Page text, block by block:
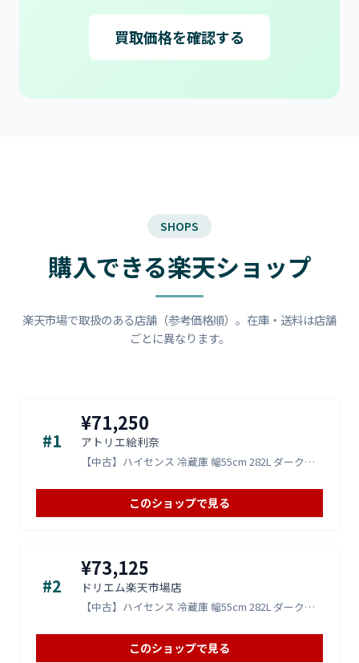
買取価格を確認する
SHOPS
購入できる楽天ショップ
楽天市場で取扱のある店舗（参考価格順）。在庫・送料は店舗
ごとに異なります。
#1
¥71,250
アトリエ絵利奈
【中古】ハイセンス 冷蔵庫 幅55cm 282L ダークブラウン HR-G2801BR 3ドア 右開き 真ん中野菜室 自
このショップで見る
#2
¥73,125
ドリエム楽天市場店
【中古】ハイセンス 冷蔵庫 幅55cm 282L ダークブラウン HR-G2801BR 3ドア 右開き 真ん中野菜室 自
このショップで見る